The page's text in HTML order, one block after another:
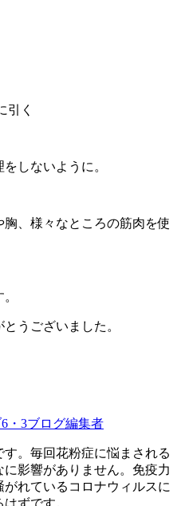
引く
しないように。
、様々なところの筋肉を使
うございました。
・3ブログ編集者
。毎回花粉症に悩まされる
影響がありません。免疫力
れているコロナウィルスに
ずです。